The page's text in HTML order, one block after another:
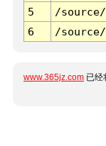
5
/
6
/
www.365jz.com 已经